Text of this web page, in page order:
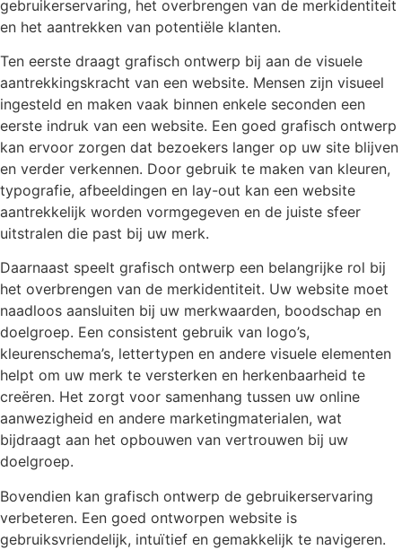
gebruikerservaring, het overbrengen van de merkidentiteit
en het aantrekken van potentiële klanten.
Ten eerste draagt grafisch ontwerp bij aan de visuele
aantrekkingskracht van een website. Mensen zijn visueel
ingesteld en maken vaak binnen enkele seconden een
eerste indruk van een website. Een goed grafisch ontwerp
kan ervoor zorgen dat bezoekers langer op uw site blijven
en verder verkennen. Door gebruik te maken van kleuren,
typografie, afbeeldingen en lay-out kan een website
aantrekkelijk worden vormgegeven en de juiste sfeer
uitstralen die past bij uw merk.
Daarnaast speelt grafisch ontwerp een belangrijke rol bij
het overbrengen van de merkidentiteit. Uw website moet
naadloos aansluiten bij uw merkwaarden, boodschap en
doelgroep. Een consistent gebruik van logo’s,
kleurenschema’s, lettertypen en andere visuele elementen
helpt om uw merk te versterken en herkenbaarheid te
creëren. Het zorgt voor samenhang tussen uw online
aanwezigheid en andere marketingmaterialen, wat
bijdraagt aan het opbouwen van vertrouwen bij uw
doelgroep.
Bovendien kan grafisch ontwerp de gebruikerservaring
verbeteren. Een goed ontworpen website is
gebruiksvriendelijk, intuïtief en gemakkelijk te navigeren.